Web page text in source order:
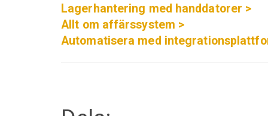
Lagerhantering med handdatorer >
Allt om affärssystem >
Automatisera med